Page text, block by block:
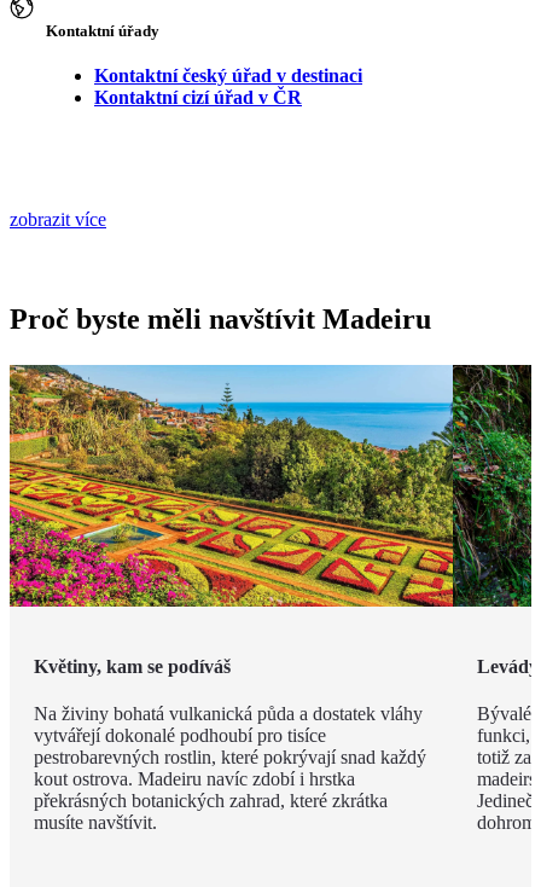
Kontaktní úřady
Kontaktní český úřad v destinaci
Kontaktní cizí úřad v ČR
zobrazit více
Proč byste měli navštívit Madeiru
Květiny, kam se podíváš
Na živiny bohatá vulkanická půda a dostatek vláhy
vytvářejí dokonalé podhoubí pro tisíce
pestrobarevných rostlin, které pokrývají snad každý
kout ostrova. Madeiru navíc zdobí i hrstka
překrásných botanických zahrad, které zkrátka
musíte navštívit.
Levády
Bývalé
funkci,
totiž